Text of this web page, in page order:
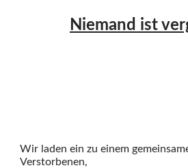
Niemand ist
Wir laden ein zu einem
Verstorbenen,